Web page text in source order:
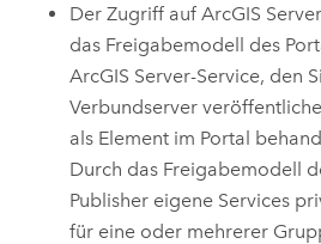
Der Zugriff aufArcGIS
das Freigabemodell des
ArcGIS Server-Service, den
Verbundserver
als Element im Portal
Durch das Freigabemodell
Publisher eigene Services
für eine oder mehrerer